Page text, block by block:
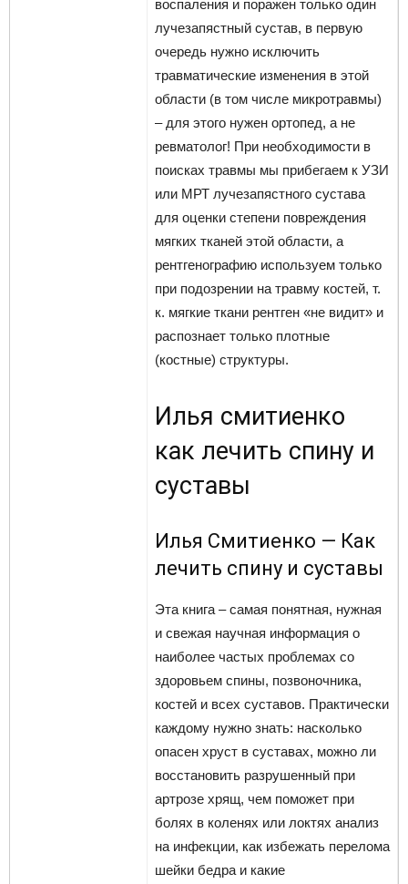
воспаления и поражен только один
лучезапястный сустав, в первую
очередь нужно исключить
травматические изменения в этой
области (в том числе микротравмы)
– для этого нужен ортопед, а не
ревматолог! При необходимости в
поисках травмы мы прибегаем к УЗИ
или МРТ лучезапястного сустава
для оценки степени повреждения
мягких тканей этой области, а
рентгенографию используем только
при подозрении на травму костей, т.
к. мягкие ткани рентген «не видит» и
распознает только плотные
(костные) структуры.
Илья смитиенко
как лечить спину и
суставы
Илья Смитиенко — Как
лечить спину и суставы
Эта книга – самая понятная, нужная
и свежая научная информация о
наиболее частых проблемах со
здоровьем спины, позвоночника,
костей и всех суставов. Практически
каждому нужно знать: насколько
опасен хруст в суставах, можно ли
восстановить разрушенный при
артрозе хрящ, чем поможет при
болях в коленях или локтях анализ
на инфекции, как избежать перелома
шейки бедра и какие